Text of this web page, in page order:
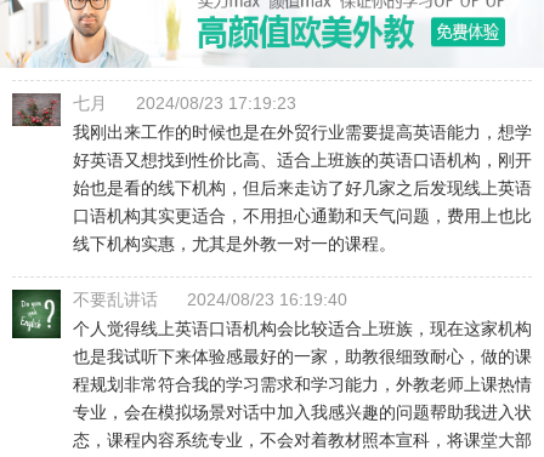
七月
2024/08/23 17:19:23
我刚出来工作的时候也是在外贸行业需要提高英语能力，想学
好英语又想找到性价比高、适合上班族的英语口语机构，刚开
始也是看的线下机构，但后来走访了好几家之后发现线上英语
口语机构其实更适合，不用担心通勤和天气问题，费用上也比
线下机构实惠，尤其是外教一对一的课程。
不要乱讲话
2024/08/23 16:19:40
个人觉得线上英语口语机构会比较适合上班族，现在这家机构
也是我试听下来体验感最好的一家，助教很细致耐心，做的课
程规划非常符合我的学习需求和学习能力，外教老师上课热情
专业，会在模拟场景对话中加入我感兴趣的问题帮助我进入状
态，课程内容系统专业，不会对着教材照本宣科，将课堂大部